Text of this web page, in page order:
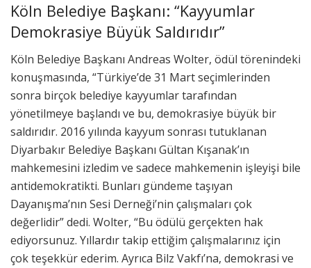
Köln Belediye Başkanı: “Kayyumlar
Demokrasiye Büyük Saldırıdır”
Köln Belediye Başkanı Andreas Wolter, ödül törenindeki
konuşmasında, “Türkiye’de 31 Mart seçimlerinden
sonra birçok belediye kayyumlar tarafından
yönetilmeye başlandı ve bu, demokrasiye büyük bir
saldırıdır. 2016 yılında kayyum sonrası tutuklanan
Diyarbakır Belediye Başkanı Gültan Kışanak’ın
mahkemesini izledim ve sadece mahkemenin işleyişi bile
antidemokratikti. Bunları gündeme taşıyan
Dayanışma’nın Sesi Derneği’nin çalışmaları çok
değerlidir” dedi. Wolter, “Bu ödülü gerçekten hak
ediyorsunuz. Yıllardır takip ettiğim çalışmalarınız için
çok teşekkür ederim. Ayrıca Bilz Vakfı’na, demokrasi ve